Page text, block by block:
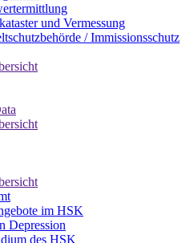
und Vermessung
/ Immissionsschutz
im HSK
Depression
des HSK